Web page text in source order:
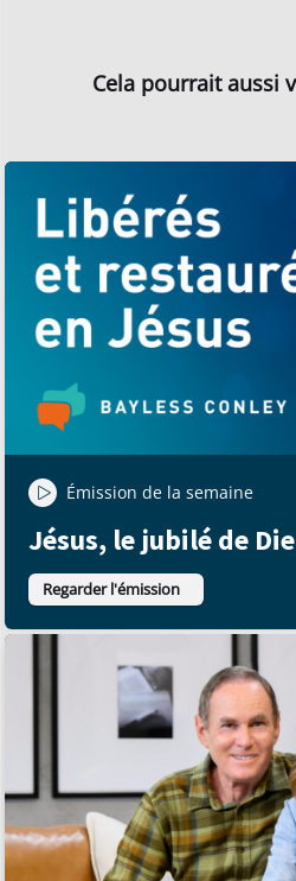
Cela pourrait aussi
Émission de la semaine
Jésus, le jubilé de
Regarder l'émission